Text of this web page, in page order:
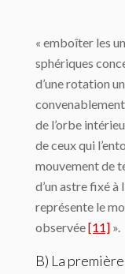
« emboîter les
sphériques
d’une rotation
de l’orbe
de ceux qui
mouvement de
d’un astre fixé à
représente le
observée[11] ».
B) La